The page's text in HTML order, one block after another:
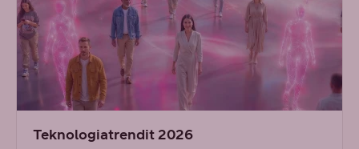
Teknologiatrendit 2026